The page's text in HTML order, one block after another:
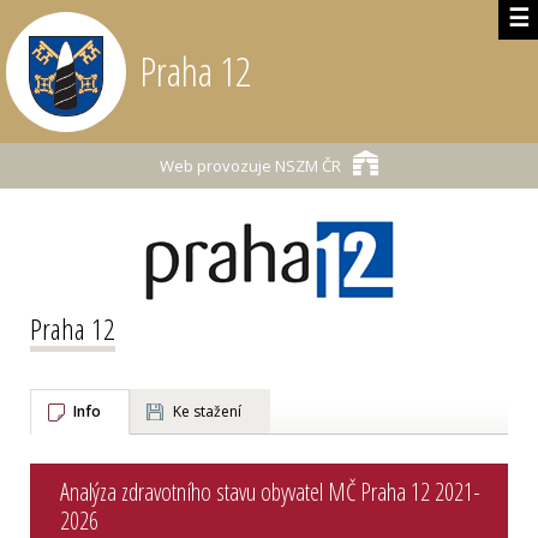
☰
Praha 12
Web provozuje NSZM ČR
Praha 12
Info Ke stažení
Analýza zdravotního stavu obyvatel MČ Praha 12 2021-
2026